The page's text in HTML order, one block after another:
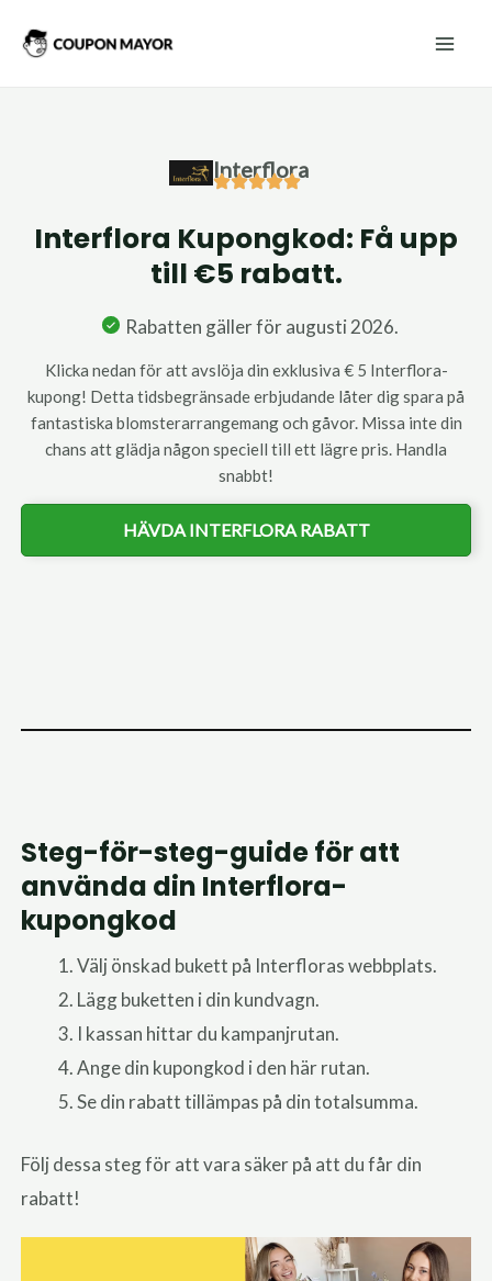
Interflora
Interflora Kupongkod: Få upp
till €5 rabatt.
Rabatten gäller för augusti 2026.
Klicka nedan för att avslöja din exklusiva € 5 Interflora-
kupong! Detta tidsbegränsade erbjudande låter dig spara på
fantastiska blomsterarrangemang och gåvor. Missa inte din
chans att glädja någon speciell till ett lägre pris. Handla
snabbt!
HÄVDA INTERFLORA RABATT
Steg-för-steg-guide för att
använda din Interflora-
kupongkod
Välj önskad bukett på Interfloras webbplats.
Lägg buketten i din kundvagn.
I kassan hittar du kampanjrutan.
Ange din kupongkod i den här rutan.
Se din rabatt tillämpas på din totalsumma.
Följ dessa steg för att vara säker på att du får din
rabatt!